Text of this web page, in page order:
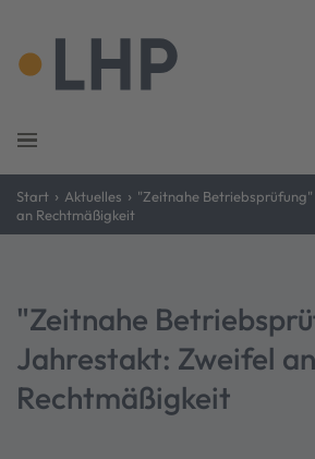
Start › Aktuelles › "Zeitnahe
an Rechtmäßigkeit
"Zeitnahe
Jahrestakt: Zweifel an
Rechtmäßigkeit